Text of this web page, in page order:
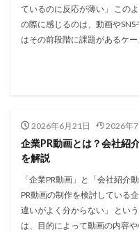
ているのに反応が薄い」 この
の際に感じるのは、動画や
はその前段階に課題があるケ
2026年6月21日 2026年
企業PR動画とは？会社紹
を解説
「企業PR動画」と「会社紹介
PR動画の制作を検討している
違いがよく分からない」 とい
は、目的によって動画の内容